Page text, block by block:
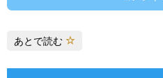
あとで読む